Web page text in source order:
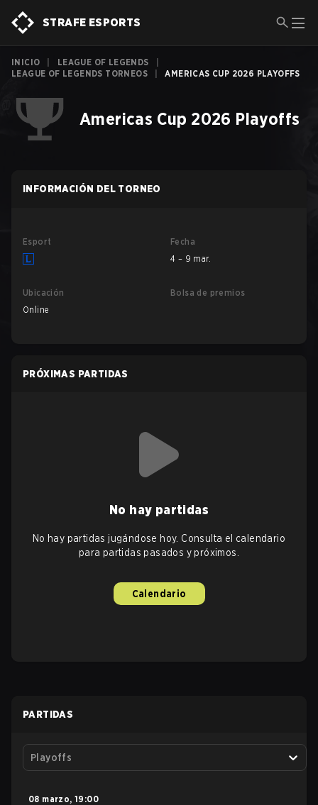
STRAFE ESPORTS
INICIO LEAGUE OF LEGENDS
LEAGUE OF LEGENDS TORNEOS
AMERICAS CUP 2026 PLAYOFFS
Americas Cup 2026 Playoffs
INFORMACIÓN DEL TORNEO
Esport
Fecha
4 – 9 mar.
Ubicación
Online
Bolsa de premios
PRÓXIMAS PARTIDAS
No hay partidas
No hay partidas jugándose hoy. Consulta el calendario
para partidas pasados y próximos.
Calendario
PARTIDAS
Playoffs
08 marzo, 19:00